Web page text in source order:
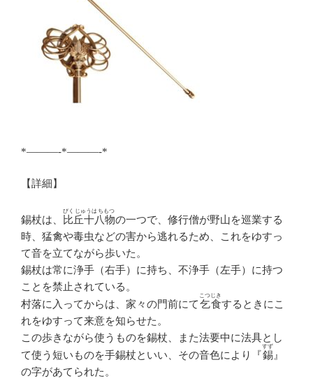
*———-*———-*
【詳細】
錫杖は、 比丘十八物
びくじゅうはちもつ
の一つで、修行僧が野山を巡業する
時、猛禽や毒虫などの害から逃れるため、これをゆすっ
て音を立てながら歩いた。
錫杖は常に浄手（右手）に持ち、不浄手（左手）に持つ
ことを禁止されている。
村落に入ってからは、家々の門前にて乞食
こつじき
するときにこ
れをゆすって来意を知らせた。
この歩きながら使うものを錫杖、また法要中に法具とし
て使う短いものを手錫杖といい、その音色により『錫
すず
』
の字があてられた。